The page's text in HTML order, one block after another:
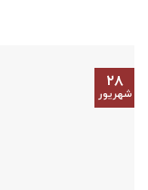
۲۸
شهریور